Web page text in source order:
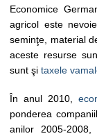
Economice
agricol este
seminţe, material
aceste resurse
sunt şi taxele
În anul 2010,
ponderea
anilor 2005-